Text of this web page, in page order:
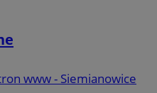
www - Siemianowice